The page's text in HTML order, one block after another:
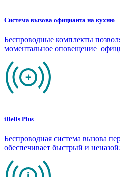
Система вызова официанта на кухню
Беспроводные комплекты
моментальное оповещение
iBells Plus
Беспроводная система вызова
обеспечивает быстрый и